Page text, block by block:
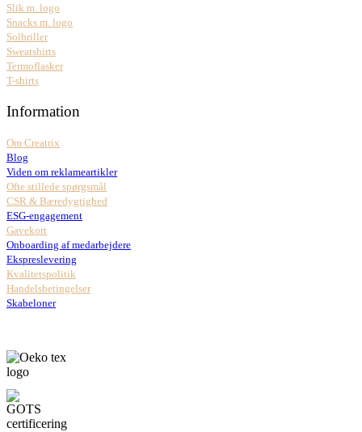
Slik m. logo
Snacks m. logo
Solbriller
Sweatshirts
Termoflasker
T-shirts
Information
Om Creatrix
Blog
Viden om reklameartikler
Ofte stillede spørgsmål
CSR & Bæredygtighed
ESG-engagement
Gavekort
Onboarding af medarbejdere
Ekspreslevering
Kvalitetspolitik
Handelsbetingelser
Skabeloner